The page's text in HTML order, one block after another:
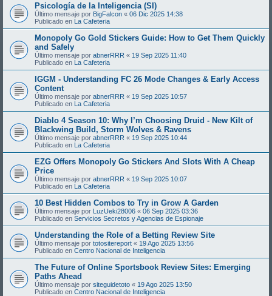
Psicología de la Inteligencia (SI)
Último mensaje por BigFalcon « 06 Dic 2025 14:38
Publicado en La Cafeteria
Monopoly Go Gold Stickers Guide: How to Get Them Quickly
and Safely
Último mensaje por abnerRRR « 19 Sep 2025 11:40
Publicado en La Cafeteria
IGGM - Understanding FC 26 Mode Changes & Early Access
Content
Último mensaje por abnerRRR « 19 Sep 2025 10:57
Publicado en La Cafeteria
Diablo 4 Season 10: Why I’m Choosing Druid - New Kilt of
Blackwing Build, Storm Wolves & Ravens
Último mensaje por abnerRRR « 19 Sep 2025 10:44
Publicado en La Cafeteria
EZG Offers Monopoly Go Stickers And Slots With A Cheap
Price
Último mensaje por abnerRRR « 19 Sep 2025 10:07
Publicado en La Cafeteria
10 Best Hidden Combos to Try in Grow A Garden
Último mensaje por LuzUeki28006 « 06 Sep 2025 03:36
Publicado en Servicios Secretos y Agencias de Espionaje
Understanding the Role of a Betting Review Site
Último mensaje por totositereport « 19 Ago 2025 13:56
Publicado en Centro Nacional de Inteligencia
The Future of Online Sportsbook Review Sites: Emerging
Paths Ahead
Último mensaje por siteguidetoto « 19 Ago 2025 13:50
Publicado en Centro Nacional de Inteligencia